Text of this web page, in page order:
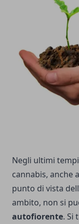
Negli ultimi
cannabis, anche
punto di vista
ambito, non si
autofiorente. Si